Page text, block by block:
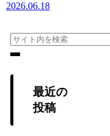
2026.06.18
最近の
投稿